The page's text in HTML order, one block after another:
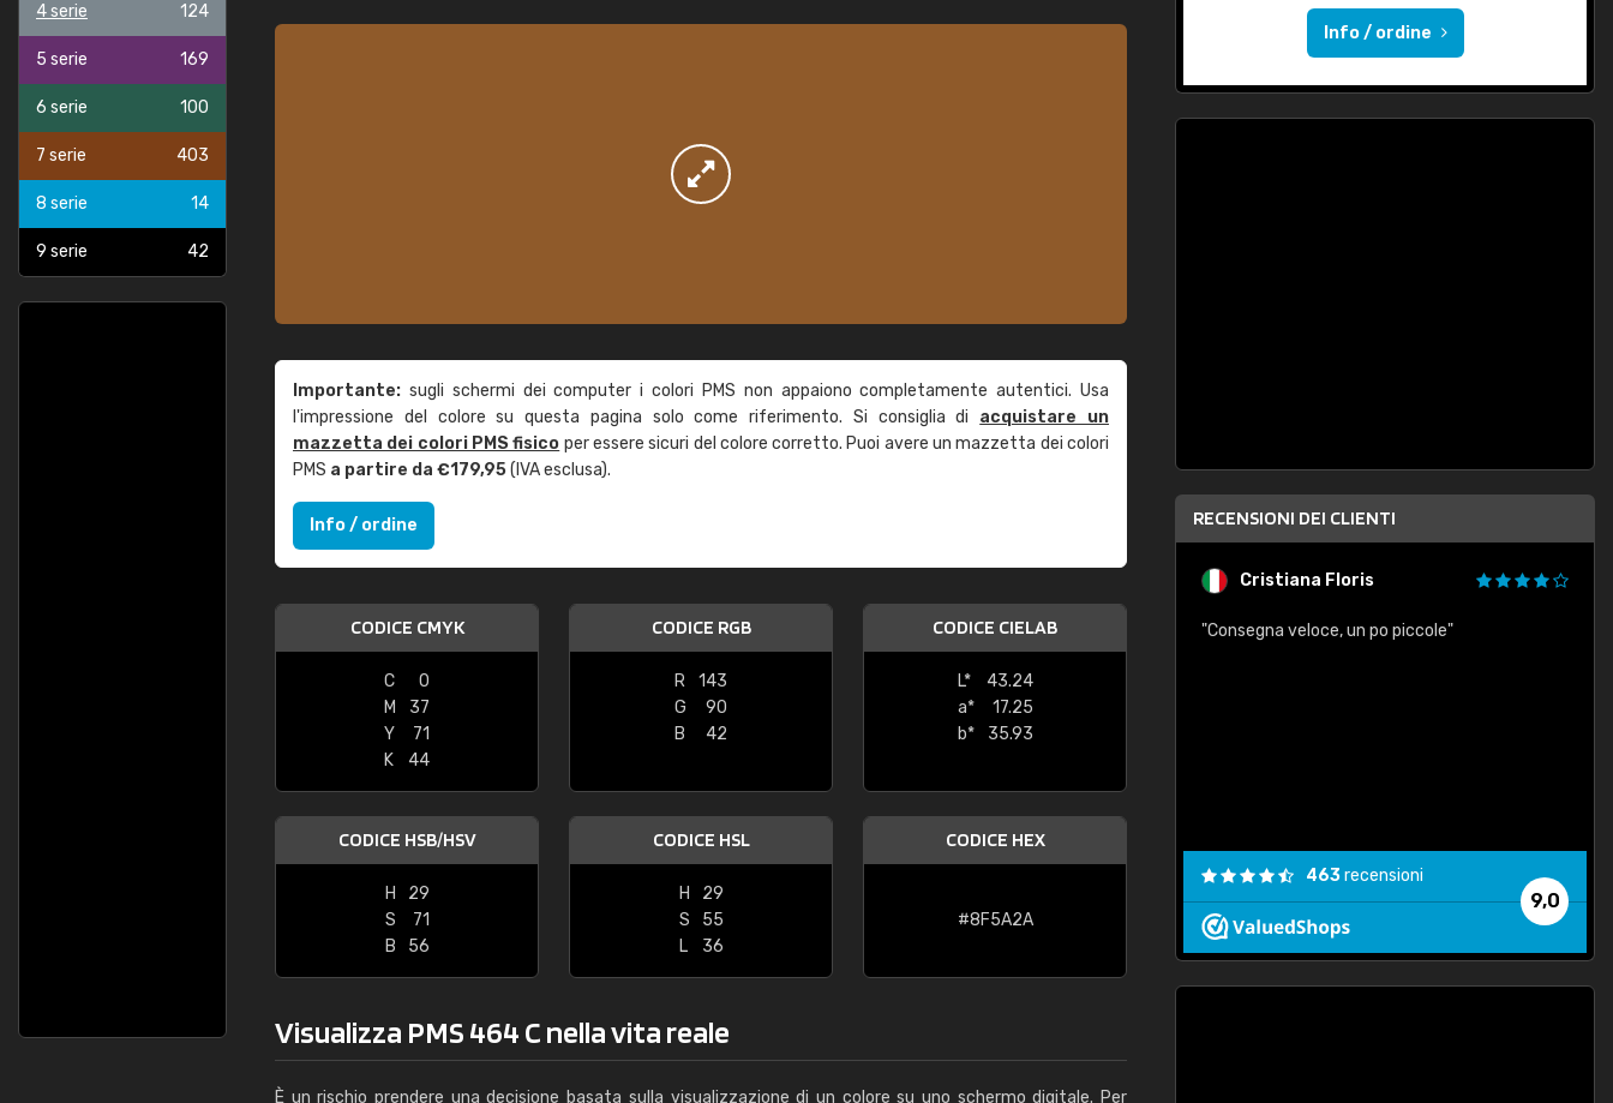
4 serie 124
5 serie 169
6 serie 100
7 serie 403
8 serie 14
9 serie 42
Importante: sugli schermi dei computer i colori PMS non appaiono completamente autentici. Usa
l'impressione del colore su questa pagina solo come riferimento. Si consiglia di acquistare un
mazzetta dei colori PMS fisico per essere sicuri del colore corretto. Puoi avere un mazzetta dei colori
PMS a partire da €179,95(IVA esclusa).
Info / ordine
CODICE CMYK
C
0
M
37
Y
71
K
44
CODICE RGB
R
143
G
90
B
42
CODICE CIELAB
L*
43.24
a*
17.25
b*
35.93
CODICE HSB/HSV
H
29
S
71
B
56
CODICE HSL
H
29
S
55
L
36
CODICE HEX
#8F5A2A
Visualizza PMS 464 C nella vita reale
È un rischio prendere una decisione basata sulla visualizzazione di un colore su uno schermo digitale. Per
Info / ordine
RECENSIONI DEI CLIENTI
Cristiana Floris
"Consegna veloce, un po piccole"
9,0
463recensioni